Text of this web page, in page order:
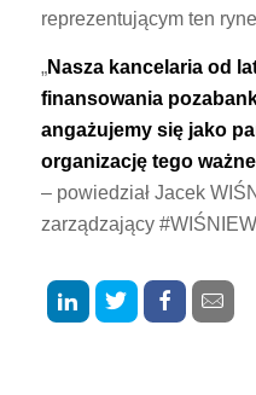
reprezentującym ten
„Nasza kancelaria od
finansowania
angażujemy się jako
organizację tego
– powiedział Jacek
zarządzający